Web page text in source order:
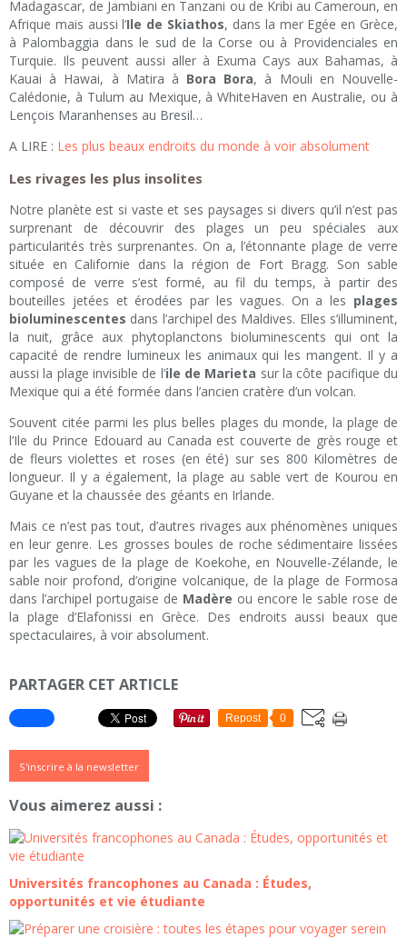
Madagascar, de Jambiani en Tanzani ou de Kribi au Cameroun, en
Afrique mais aussi l’Ile de Skiathos, dans la mer Egée en Grèce,
à Palombaggia dans le sud de la Corse ou à Providenciales en
Turquie. Ils peuvent aussi aller à Exuma Cays aux Bahamas, à
Kauai à Hawai, à Matira à Bora Bora, à Mouli en Nouvelle-
Calédonie, à Tulum au Mexique, à WhiteHaven en Australie, ou à
Lençois Maranhenses au Bresil…
A LIRE : Les plus beaux endroits du monde à voir absolument
Les rivages les plus insolites
Notre planète est si vaste et ses paysages si divers qu’il n’est pas
surprenant de découvrir des plages un peu spéciales aux
particularités très surprenantes. On a, l’étonnante plage de verre
située en Californie dans la région de Fort Bragg. Son sable
composé de verre s’est formé, au fil du temps, à partir des
bouteilles jetées et érodées par les vagues. On a les plages
bioluminescentes dans l’archipel des Maldives. Elles s’illuminent,
la nuit, grâce aux phytoplanctons bioluminescents qui ont la
capacité de rendre lumineux les animaux qui les mangent. Il y a
aussi la plage invisible de l’ile de Marieta sur la côte pacifique du
Mexique qui a été formée dans l’ancien cratère d’un volcan.
Souvent citée parmi les plus belles plages du monde, la plage de
l’Ile du Prince Edouard au Canada est couverte de grès rouge et
de fleurs violettes et roses (en été) sur ses 800 Kilomètres de
longueur. Il y a également, la plage au sable vert de Kourou en
Guyane et la chaussée des géants en Irlande.
Mais ce n’est pas tout, d’autres rivages aux phénomènes uniques
en leur genre. Les grosses boules de roche sédimentaire lissées
par les vagues de la plage de Koekohe, en Nouvelle-Zélande, le
sable noir profond, d’origine volcanique, de la plage de Formosa
dans l’archipel portugaise de Madère ou encore le sable rose de
la plage d’Elafonissi en Grèce. Des endroits aussi beaux que
spectaculaires, à voir absolument.
PARTAGER CET ARTICLE
Repost 0
S'inscrire à la newsletter
Vous aimerez aussi :
Universités francophones au Canada : Études,
opportunités et vie étudiante